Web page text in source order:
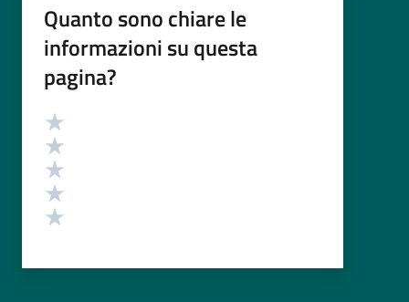
Quanto sono chiare le
informazioni su questa
pagina?
Valutazione